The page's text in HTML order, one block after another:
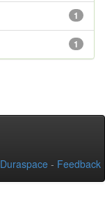
1
1
Duraspace - Feedback